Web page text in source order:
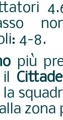
4-8.
più
zona